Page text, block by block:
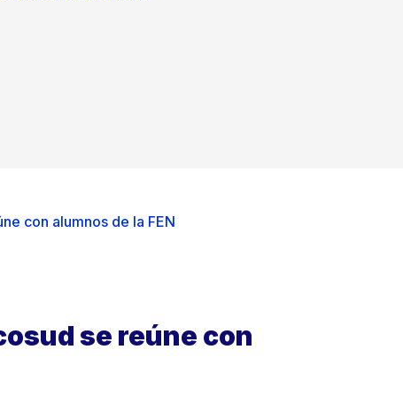
con alumnos de la FEN
se reúne con